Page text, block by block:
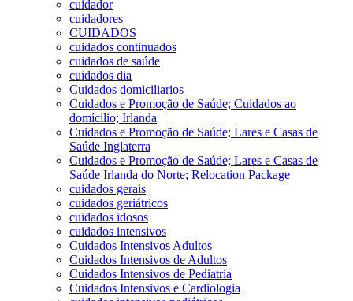
cuidador
cuidadores
CUIDADOS
cuidados continuados
cuidados de saúde
cuidados dia
Cuidados domiciliarios
Cuidados e Promoção de Saúde; Cuidados ao
domícilio; Irlanda
Cuidados e Promoção de Saúde; Lares e Casas de
Saúde Inglaterra
Cuidados e Promoção de Saúde; Lares e Casas de
Saúde Irlanda do Norte; Relocation Package
cuidados gerais
cuidados geriátricos
cuidados idosos
cuidados intensivos
Cuidados Intensivos Adultos
Cuidados Intensivos de Adultos
Cuidados Intensivos de Pediatria
Cuidados Intensivos e Cardiologia